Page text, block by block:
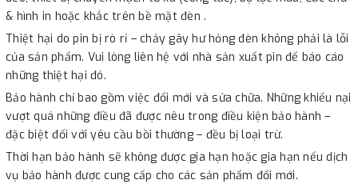
& hình in hoặc khắc trên bề mặt đèn .
Thiệt hại do pin bị rò rỉ – chảy gây hư hỏng đèn không phải là lỗi
của sản phẩm. Vui lòng liên hệ với nhà sản xuất pin để báo cáo
những thiệt hại đó.
Bảo hành chỉ bao gồm việc đổi mới và sửa chữa. Những khiếu nại
vượt quá những điều đã được nêu trong điều kiện bảo hành –
đặc biệt đối với yêu cầu bồi thường – đều bị loại trừ.
Thời hạn bảo hành sẽ không được gia hạn hoặc gia hạn nếu dịch
vụ bảo hành được cung cấp cho các sản phẩm đổi mới.